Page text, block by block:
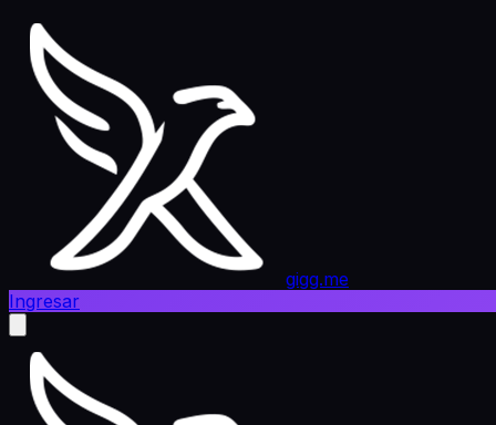
gigg.me
Ingresar